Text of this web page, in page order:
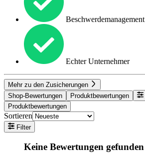
Beschwerdemanagement
Echter Unternehmer
Mehr zu den Zusicherungen
Shop-Bewertungen
Produktbewertungen
Produktbewertungen
Sortieren
Filter
Keine Bewertungen gefunden